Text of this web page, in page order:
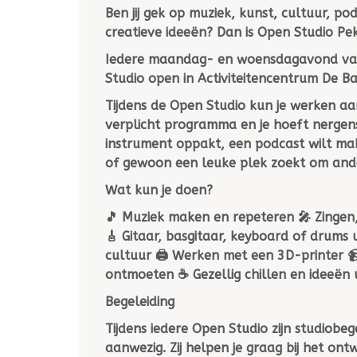
Ben jij gek op muziek, kunst, cultuur,
creatieve ideeën? Dan is Open Studio
Iedere maandag- en woensdagavond
Studio open in Activiteitencentrum De
Tijdens de Open Studio kun je werken
verplicht programma en je hoeft
instrument oppakt, een podcast wilt
of gewoon een leuke plek zoekt om
Wat kun je doen?
🎵 Muziek maken en repeteren 🎤
🎸 Gitaar, basgitaar, keyboard of
cultuur 🖨️ Werken met een 3D-printer
ontmoeten ☕ Gezellig chillen en ideeën
Begeleiding
Tijdens iedere Open Studio zijn
aanwezig. Zij helpen je graag bij het